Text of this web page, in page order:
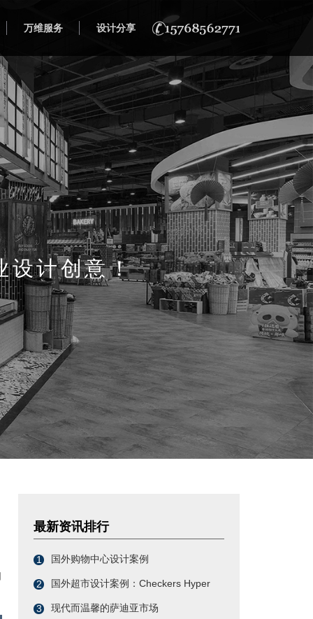
万维服务 设计分享
设计创意！
最新资讯排行
1 国外购物中心设计案例
2 国外超市设计案例：Checkers Hyper
3 现代而温馨的萨迪亚市场